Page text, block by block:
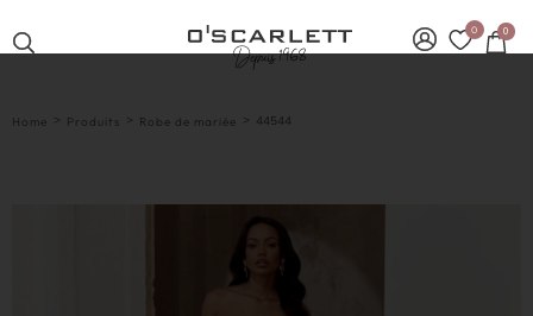
0 0
Home > Produits > Robe de mariée > 44544